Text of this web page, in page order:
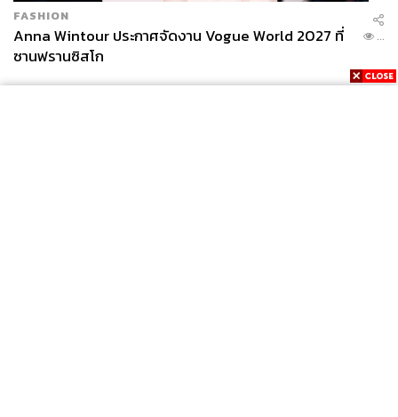
FASHION
Anna Wintour ประกาศจัดงาน Vogue World 2027 ที่
ซานฟรานซิสโก
...